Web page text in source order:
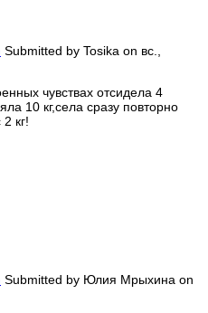
Submitted by Tosika on вс.,
чувствах отсидела 4
10 кг,села сразу повторно
кг!
Submitted by Юлия Мрыхина on